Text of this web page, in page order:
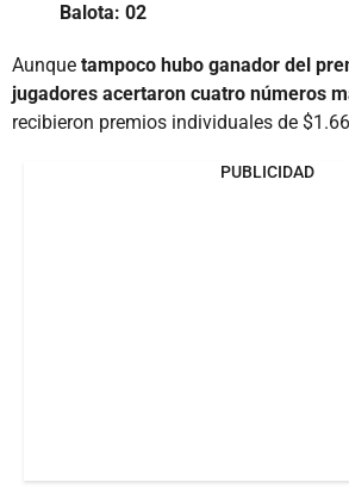
Balota: 02
Aunque tampoco hubo ganador del
jugadores acertaron cuatro números
recibieron premios individuales de
PUBLICIDAD